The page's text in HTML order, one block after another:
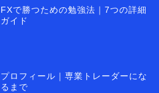
FXで勝つための勉強法｜7つの詳細
ガイド
プロフィール｜専業トレーダーにな
るまで